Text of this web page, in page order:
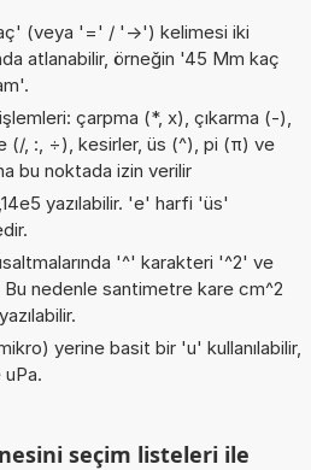
(veya '=' / '->') kelimesi iki
atlanabilir, örneğin '45 Mm kaç
çarpma (*, x), çıkarma (-),
(/, :, ÷), kesirler, üs (^), pi (π) ve
bu noktada izin verilir
yazılabilir. 'e' harfi 'üs'
'^' karakteri '^2' ve
Bu nedenle santimetre kare cm^2
yerine basit bir 'u' kullanılabilir,
seçim listeleri ile